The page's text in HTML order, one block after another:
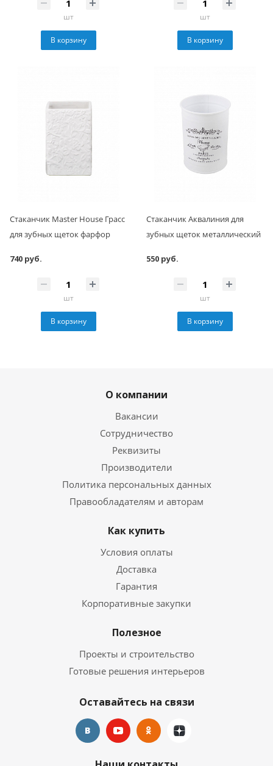
шт
В корзину
шт
В корзину
Стаканчик Master House Грасс
для зубных щеток фарфор
740 руб.
шт
В корзину
Стаканчик Аквалиния для
зубных щеток металлический
550 руб.
шт
В корзину
О компании
Вакансии
Сотрудничество
Реквизиты
Производители
Политика персональных данных
Правообладателям и авторам
Как купить
Условия оплаты
Доставка
Гарантия
Корпоративные закупки
Полезное
Проекты и строительство
Готовые решения интерьеров
Оставайтесь на связи